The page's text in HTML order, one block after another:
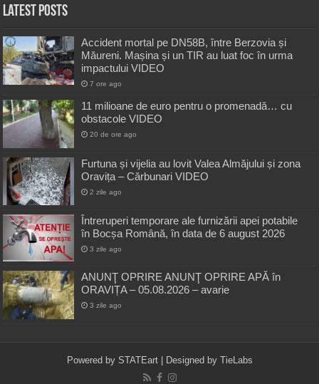
Latest Posts
Accident mortal pe DN58B, între Berzovia și
Măureni. Mașina și un TIR au luat foc în urma
impactului VIDEO
7 ore ago
11 milioane de euro pentru o promenadă… cu
obstacole VIDEO
20 de ore ago
Furtuna și vijelia au lovit Valea Almăjului și zona
Oravița – Cărbunari VIDEO
2 zile ago
Întreruperi temporare ale furnizării apei potabile
în Bocșa Română, în data de 6 august 2026
3 zile ago
ANUNŢ OPRIRE ANUNŢ OPRIRE APĂ în
ORAVIȚA – 05.08.2026 – avarie
3 zile ago
Powered by STATEart| Designed by TieLabs